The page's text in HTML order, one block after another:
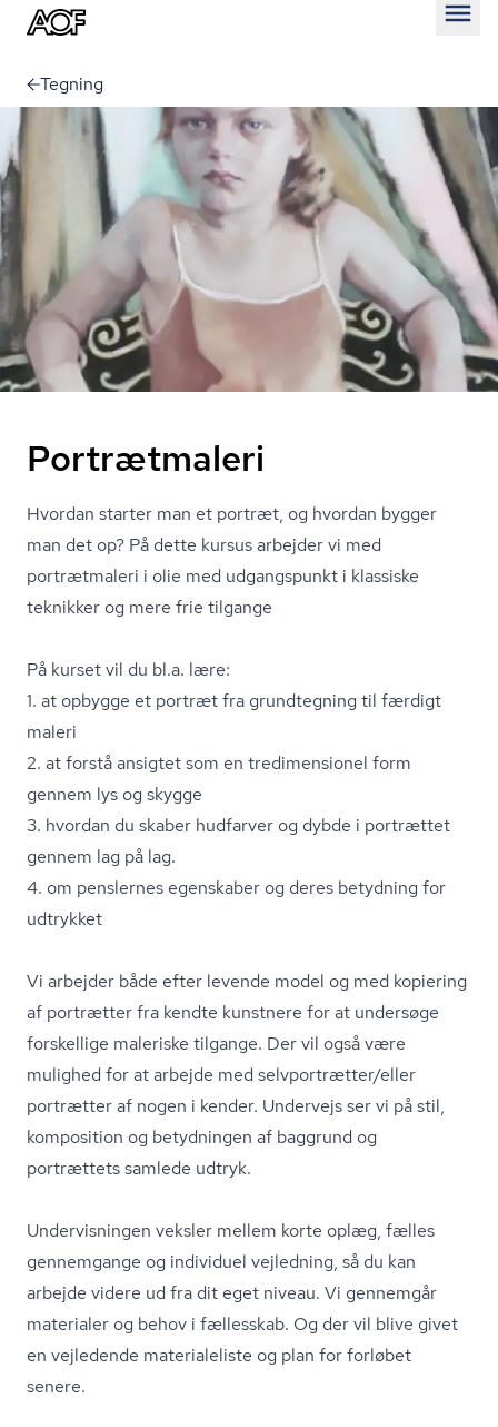
Tegning
Portrætmaleri
Hvordan starter man et portræt, og hvordan bygger
man det op? På dette kursus arbejder vi med
portrætmaleri i olie med udgangspunkt i klassiske
teknikker og mere frie tilgange
På kurset vil du bl.a. lære:
1. at opbygge et portræt fra grundtegning til færdigt
maleri
2. at forstå ansigtet som en tredimensionel form
gennem lys og skygge
3. hvordan du skaber hudfarver og dybde i portrættet
gennem lag på lag.
4. om penslernes egenskaber og deres betydning for
udtrykket
Vi arbejder både efter levende model og med kopiering
af portrætter fra kendte kunstnere for at undersøge
forskellige maleriske tilgange. Der vil også være
mulighed for at arbejde med selvportrætter/eller
portrætter af nogen i kender. Undervejs ser vi på stil,
komposition og betydningen af baggrund og
portrættets samlede udtryk.
Undervisningen veksler mellem korte oplæg, fælles
gennemgange og individuel vejledning, så du kan
arbejde videre ud fra dit eget niveau. Vi gennemgår
materialer og behov i fællesskab. Og der vil blive givet
en vejledende materialeliste og plan for forløbet
senere.